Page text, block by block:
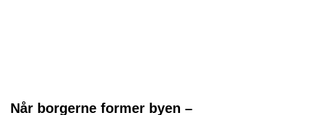
Når borgerne former byen –